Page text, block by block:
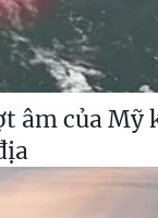
âm của Mỹ